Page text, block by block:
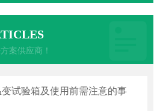
案供应商！
试验箱及使用前需注意的事